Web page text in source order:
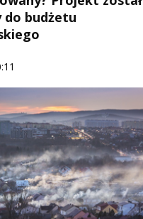
do budżetu